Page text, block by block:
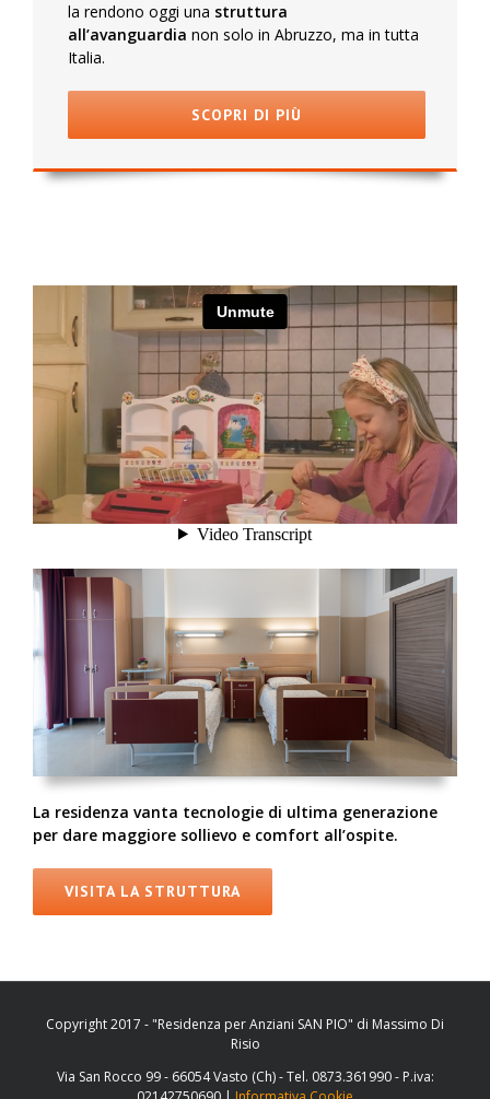
la rendono oggi una struttura
all’avanguardia non solo in Abruzzo, ma in tutta
Italia.
SCOPRI DI PIÙ
La residenza vanta tecnologie di ultima generazione
per dare maggiore sollievo e comfort all’ospite.
VISITA LA STRUTTURA
Copyright 2017 - "Residenza per Anziani SAN PIO" di Massimo Di
Risio
Via San Rocco 99 - 66054 Vasto (Ch) - Tel. 0873.361990 - P.iva: